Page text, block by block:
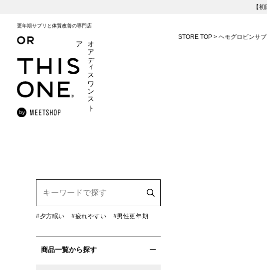
【
オ
ア
デ
ィ
ス
ワ
ン
ス
ト
ア
更年期サプリと体質改善の専門店
#夕方眠い #疲れやすい #男性更年期
商品一覧から探す
STORE TOP ヘモグロビンサ